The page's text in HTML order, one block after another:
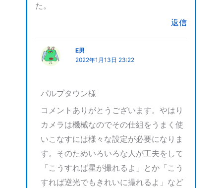
た。
返信
E男
2022年1月13日 23:22
パルプタウン様
コメントありがとうございます。やはり
カメラは機械なのでその仕組をうまく使
いこなすには様々な設定が必要になりま
す。そのためいろいろな人が工夫をして
「こうすれば星が撮れるよ」とか「こう
すれば逆光でもきれいに撮れるよ」など